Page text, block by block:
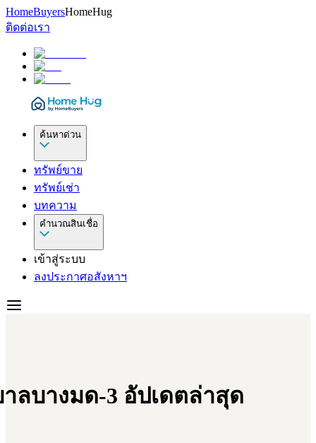
HomeBuyersHomeHug
ติดต่อเรา
ค้นหาด่วน
ทรัพย์ขาย
ทรัพย์เช่า
บทความ
คำนวณสินเชื่อ
เข้าสู่ระบบ
ลงประกาศอสังหาฯ
ลบางมด-3 อัปเดตล่าสุด